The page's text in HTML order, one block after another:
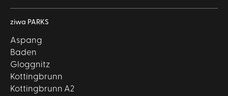
ziwa PARKS
Aspang
Baden
Gloggnitz
Kottingbrunn
Kottingbrunn A2